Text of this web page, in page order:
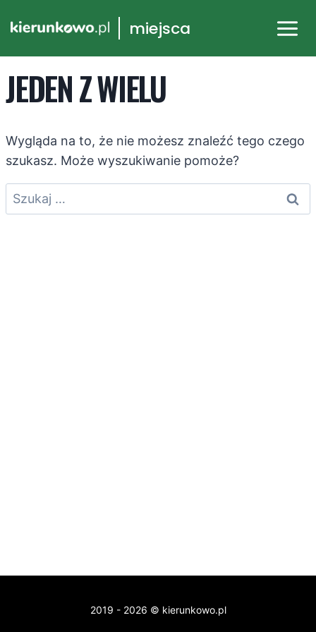
do
miejsca
JEDEN Z WIELU
Wygląda na to, że nie możesz znaleźć tego czego
szukasz. Może wyszukiwanie pomoże?
Szukaj:
2019 - 2026 © kierunkowo.pl